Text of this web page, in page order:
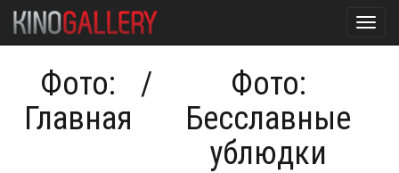
Фото:
Главная
/
Фото:
Бесславные
ублюдки